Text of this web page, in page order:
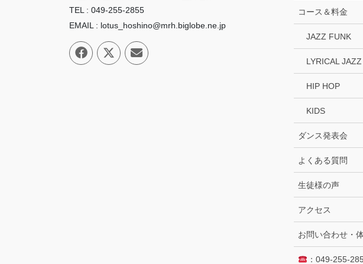
TEL : 049-255-2855
EMAIL : lotus_hoshino@mrh.biglobe.ne.jp
コース＆料金
JAZZ FUNK
LYRICAL JAZZ
HIP HOP
KIDS
ダンス発表会
よくある質問
生徒様の声
アクセス
お問い合わせ・
：049-255-